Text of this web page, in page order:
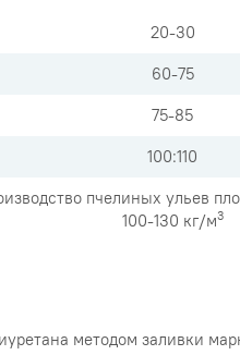
20-30
60-75
75-85
100:110
пчелиных ульев
100-130 кг/м3
методом заливки